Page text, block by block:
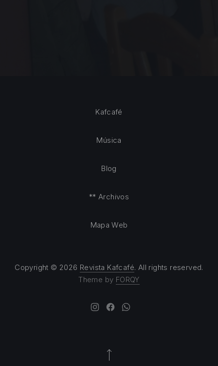
Copyright © 2026 Revista Kafcafé. All rights reserved.
Theme by FORQY
Kafcafé
Música
Blog
** Archivos
Mapa Web
New Window
New Window
New Window
Back to Top